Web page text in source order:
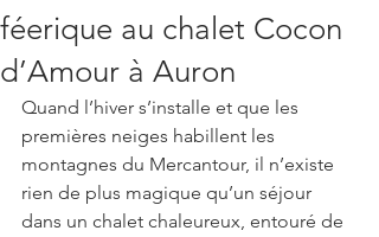
féerique au chalet Cocon
d’Amour à Auron
Quand l’hiver s’installe et que les
premières neiges habillent les
montagnes du Mercantour, il n’existe
rien de plus magique qu’un séjour
dans un chalet chaleureux, entouré de